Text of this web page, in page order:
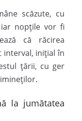
scăzute, cu
nopțile vor fi
că răcirea
interval, inițial în
țării, cu ger
la jumătatea